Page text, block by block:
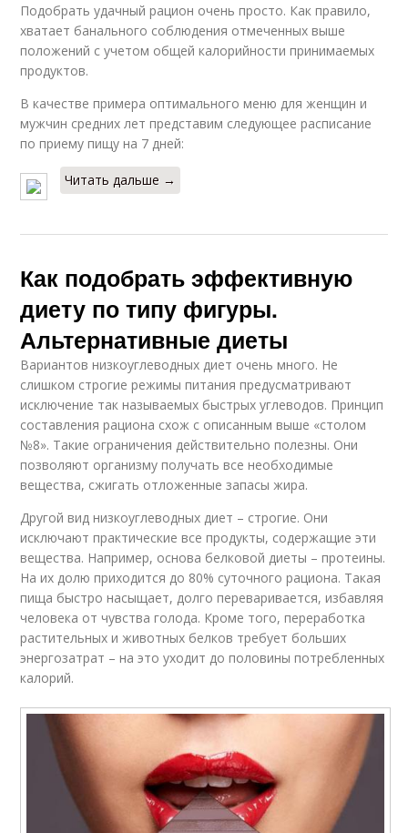
Подобрать удачный рацион очень просто. Как правило,
хватает банального соблюдения отмеченных выше
положений с учетом общей калорийности принимаемых
продуктов.
В качестве примера оптимального меню для женщин и
мужчин средних лет представим следующее расписание
по приему пищу на 7 дней:
Читать дальше →
Как подобрать эффективную
диету по типу фигуры.
Альтернативные диеты
Вариантов низкоуглеводных диет очень много. Не
слишком строгие режимы питания предусматривают
исключение так называемых быстрых углеводов. Принцип
составления рациона схож с описанным выше «столом
№8». Такие ограничения действительно полезны. Они
позволяют организму получать все необходимые
вещества, сжигать отложенные запасы жира.
Другой вид низкоуглеводных диет – строгие. Они
исключают практические все продукты, содержащие эти
вещества. Например, основа белковой диеты – протеины.
На их долю приходится до 80% суточного рациона. Такая
пища быстро насыщает, долго переваривается, избавляя
человека от чувства голода. Кроме того, переработка
растительных и животных белков требует больших
энергозатрат – на это уходит до половины потребленных
калорий.